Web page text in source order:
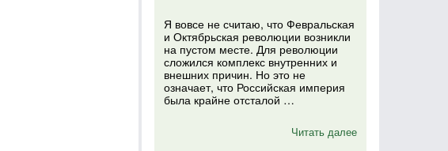
Я вовсе не считаю, что Февральская
и Октябрьская революции возникли
на пустом месте. Для революции
сложился комплекс внутренних и
внешних причин. Но это не
означает, что Российская империя
была крайне отсталой …
Читать далее